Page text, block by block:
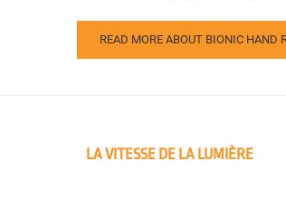
READ MORE ABOUT BIONIC HAND
LA VITESSE DE LA LUMIÈRE